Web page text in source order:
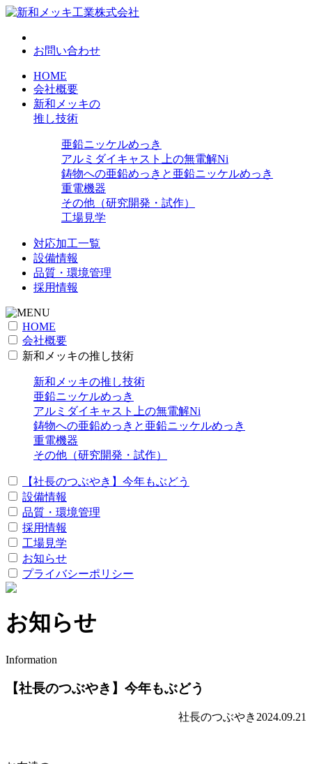
お問い合わせ
HOME
会社概要
新和メッキの
推し技術
亜鉛ニッケルめっき
アルミダイキャスト上の無電解Ni
鋳物への亜鉛めっきと亜鉛ニッケルめっき
重電機器
その他（研究開発・試作）
工場見学
対応加工一覧
設備情報
品質・環境管理
採用情報
HOME
会社概要
新和メッキの推し技術
新和メッキの推し技術
亜鉛ニッケルめっき
アルミダイキャスト上の無電解Ni
鋳物への亜鉛めっきと亜鉛ニッケルめっき
重電機器
その他（研究開発・試作）
【社長のつぶやき】今年もぶどう
設備情報
品質・環境管理
採用情報
工場見学
お知らせ
プライバシーポリシー
お知らせ
Information
【社長のつぶやき】今年もぶどう
社長のつぶやき 2024.09.21